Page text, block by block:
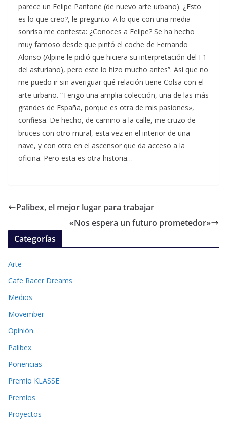
parece un Felipe Pantone (de nuevo arte urbano). ¿Esto
es lo que creo?, le pregunto. A lo que con una media
sonrisa me contesta: ¿Conoces a Felipe? Se ha hecho
muy famoso desde que pintó el coche de Fernando
Alonso (Alpine le pidió que hiciera su interpretación del F1
del asturiano), pero este lo hizo mucho antes”. Así que no
me puedo ir sin averiguar qué relación tiene Colsa con el
arte urbano. “Tengo una amplia colección, una de las más
grandes de España, porque es otra de mis pasiones»,
confiesa. De hecho, de camino a la calle, me cruzo de
bruces con otro mural, esta vez en el interior de una
nave, y con otro en el ascensor que da acceso a la
oficina. Pero esta es otra historia…
Palibex, el mejor lugar para trabajar
«Nos espera un futuro prometedor»
Categorías
Arte
Cafe Racer Dreams
Medios
Movember
Opinión
Palibex
Ponencias
Premio KLASSE
Premios
Proyectos